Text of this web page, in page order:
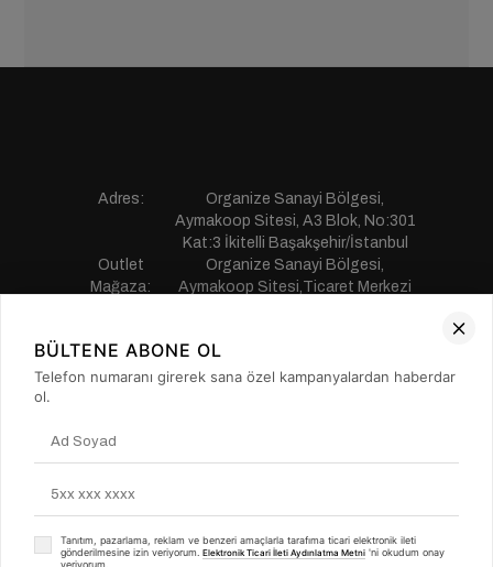
Adres:
Organize Sanayi Bölgesi,
Aymakoop Sitesi, A3 Blok, No:301
Kat:3 İkitelli Başakşehir/İstanbul
Outlet
Mağaza:
Organize Sanayi Bölgesi,
Aymakoop Sitesi,Ticaret Merkezi
Telefon:
0850 441 55 77
E-mail:
musterihizmetleri@saillakers.com.tr
MÜŞTERİ HİZMETLERİ
BÜLTENE ABONE OL
Telefon numaranı girerek sana özel kampanyalardan haberdar
ol.
Tanıtım, pazarlama, reklam ve benzeri amaçlarla tarafıma ticari elektronik ileti
gönderilmesine izin veriyorum. Elektronik Ticari İleti Aydınlatma Metni 'ni okudum onay
veriyorum.